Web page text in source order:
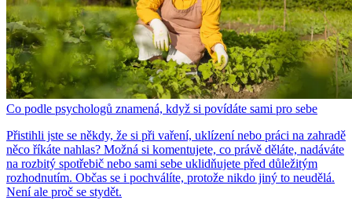
Co podle psychologů znamená, když si povídáte sami pro sebe
Přistihli jste se někdy, že si při vaření, uklízení nebo práci na zahradě
něco říkáte nahlas? Možná si komentujete, co právě děláte, nadáváte
na rozbitý spotřebič nebo sami sebe uklidňujete před důležitým
rozhodnutím. Občas se i pochválíte, protože nikdo jiný to neudělá.
Není ale proč se stydět.